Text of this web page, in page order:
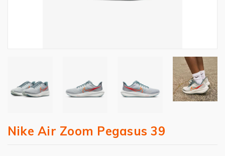
Nike Air Zoom Pegasus 39